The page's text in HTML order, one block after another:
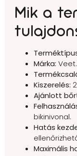
Mik a
Márka: Veet.
Kiszerelés:
Ajánlott
bikinivonal.
Hatás
Maximális